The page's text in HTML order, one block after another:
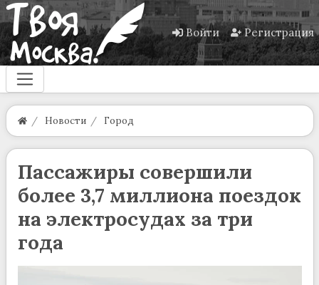
Войти Регистрация
Новости Город
Пассажиры совершили
более 3,7 миллиона поездок
на электросудах за три
года